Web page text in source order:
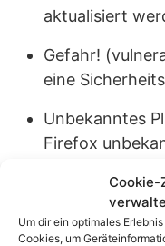
aktualisiert
Gefahr!
eine
Unbekanntes
Firefox
Cookie-
Um dir ein optimales
Cookies, um